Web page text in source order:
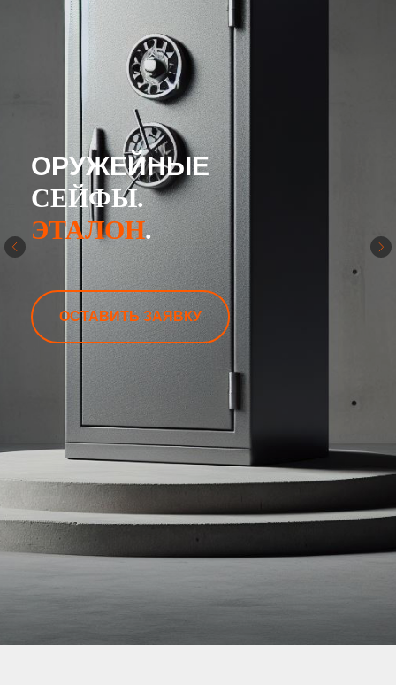
ОРУЖЕЙНЫЕ
СЕЙФЫ.
ЭТАЛОН.
ОСТАВИТЬ ЗАЯВКУ